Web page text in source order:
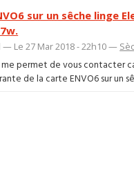
sur un sêche linge
— Le 27 Mar 2018 - 22h10 —
permet de vous contacter
de la carte ENVO6 sur un